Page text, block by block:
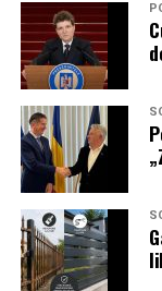
România are
dintre cei care ar
nu pentru că nu
Vizibilitatea
din afacere.
Asociația
campanie, o
din prima rundă